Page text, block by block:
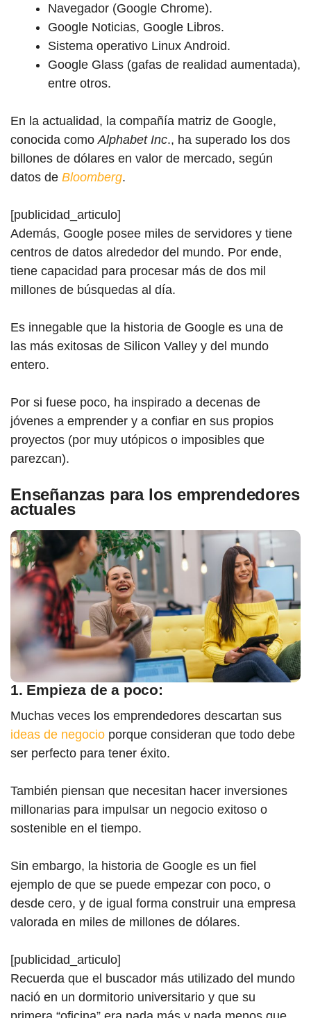
Navegador (Google Chrome).
Google Noticias, Google Libros.
Sistema operativo Linux Android.
Google Glass (gafas de realidad aumentada),
entre otros.
En la actualidad, la compañía matriz de Google,
conocida como Alphabet Inc., ha superado los dos
billones de dólares en valor de mercado, según
datos de Bloomberg.
[publicidad_articulo]
Además, Google posee miles de servidores y tiene
centros de datos alrededor del mundo. Por ende,
tiene capacidad para procesar más de dos mil
millones de búsquedas al día.
Es innegable que la historia de Google es una de
las más exitosas de Silicon Valley y del mundo
entero.
Por si fuese poco, ha inspirado a decenas de
jóvenes a emprender y a confiar en sus propios
proyectos (por muy utópicos o imposibles que
parezcan).
Enseñanzas para los emprendedores
actuales
1. Empieza de a poco:
Muchas veces los emprendedores descartan sus
ideas de negocio porque consideran que todo debe
ser perfecto para tener éxito.
También piensan que necesitan hacer inversiones
millonarias para impulsar un negocio exitoso o
sostenible en el tiempo.
Sin embargo, la historia de Google es un fiel
ejemplo de que se puede empezar con poco, o
desde cero, y de igual forma construir una empresa
valorada en miles de millones de dólares.
[publicidad_articulo]
Recuerda que el buscador más utilizado del mundo
nació en un dormitorio universitario y que su